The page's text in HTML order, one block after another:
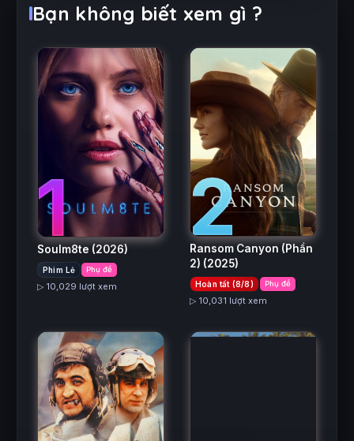
Bạn không biết xem gì ?
1
Soulm8te (2026)
Phim Lẻ Phụ đề
▷ 10,029 lượt xem
2
Ransom Canyon (Phần
2) (2025)
Hoàn tất (8/8) Phụ đề
▷ 10,031 lượt xem